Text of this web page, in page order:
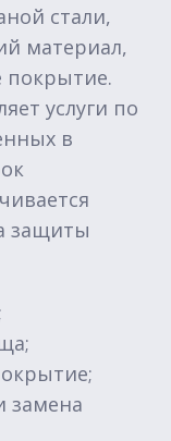
стали,
материал,
услуги по
в
защиты
замена